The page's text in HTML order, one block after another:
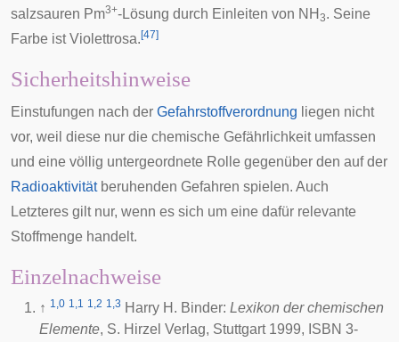
salzsauren Pm3+-Lösung durch Einleiten von NH 3. Seine
Farbe ist Violettrosa. [47]
Sicherheitshinweise
Einstufungen nach der Gefahrstoffverordnung liegen nicht
vor, weil diese nur die chemische Gefährlichkeit umfassen
und eine völlig untergeordnete Rolle gegenüber den auf der
Radioaktivitätberuhenden Gefahren spielen. Auch
Letzteres gilt nur, wenn es sich um eine dafür relevante
Stoffmenge handelt.
Einzelnachweise
↑ 1,0 1,1 1,2 1,3 Harry H. Binder: Lexikon der chemischen
Elemente, S. Hirzel Verlag, Stuttgart 1999, ISBN 3-